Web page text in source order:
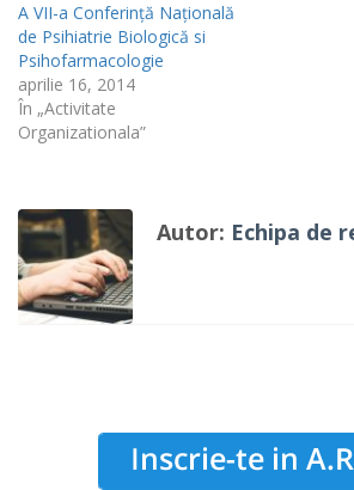
A VII-a Conferință Națională
de Psihiatrie Biologică si
Psihofarmacologie
aprilie 16, 2014
În „Activitate
Organizationala”
Autor: Echipa de